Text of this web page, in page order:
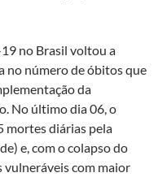
no Brasil voltou a
no número de óbitos que
da
No último dia 06, o
mortes diárias pela
e, com o colapso do
vulneráveis com maior